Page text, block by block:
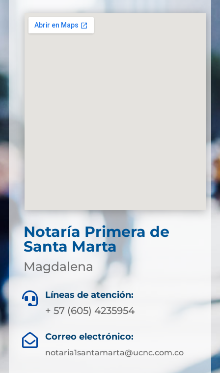
Notaría Primera de
Santa Marta
Magdalena
 Líneas de atención:
+ 57 (605) 4235954
 Correo electrónico:
notaria1santamarta@ucnc.com.co